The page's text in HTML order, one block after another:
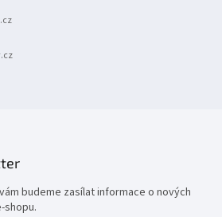
budeme zasílat informace o nových
shopu.